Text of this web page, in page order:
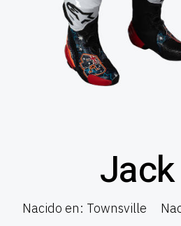
Nacido en: Townsville